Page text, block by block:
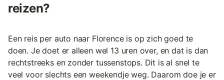
reizen?
Een reis per auto naar Florence is op zich goed te
doen. Je doet er alleen wel 13 uren over, en dat is dan
rechtstreeks en zonder tussenstops. Dit is al snel te
veel voor slechts een weekendje weg. Daarom doe je er